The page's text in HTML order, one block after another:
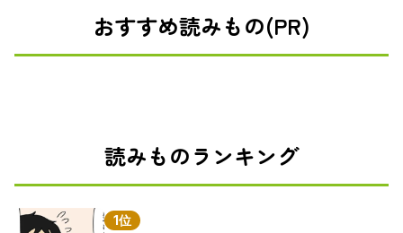
おすすめ読みもの(PR)
読みものランキング
1位